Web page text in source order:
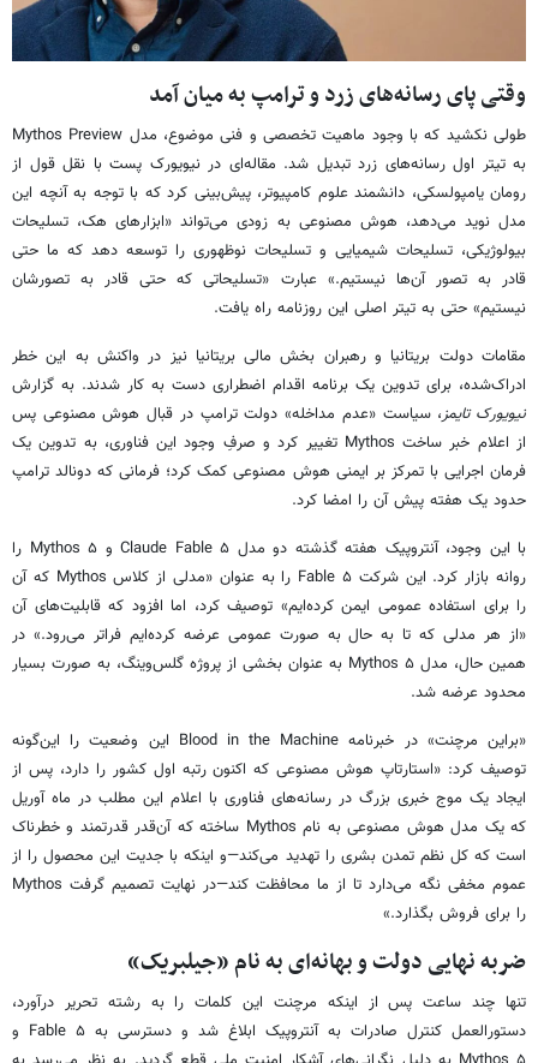
وقتی پای رسانه‌های زرد و ترامپ به میان آمد
طولی نکشید که با وجود ماهیت تخصصی و فنی موضوع، مدل Mythos Preview
به تیتر اول رسانه‌های زرد تبدیل شد. مقاله‌ای در نیویورک پست با نقل قول از
رومان یامپولسکی، دانشمند علوم کامپیوتر، پیش‌بینی کرد که با توجه به آنچه این
مدل نوید می‌دهد، هوش مصنوعی به زودی می‌تواند «ابزارهای هک، تسلیحات
بیولوژیکی، تسلیحات شیمیایی و تسلیحات نوظهوری را توسعه دهد که ما حتی
قادر به تصور آن‌ها نیستیم.» عبارت «تسلیحاتی که حتی قادر به تصورشان
نیستیم» حتی به تیتر اصلی این روزنامه راه یافت.
مقامات دولت بریتانیا و رهبران بخش مالی بریتانیا نیز در واکنش به این خطر
ادراک‌شده، برای تدوین یک برنامه اقدام اضطراری دست به کار شدند. به گزارش
نیویورک تایمز، سیاست «عدم مداخله» دولت ترامپ در قبال هوش مصنوعی پس
از اعلام خبر ساخت Mythos تغییر کرد و صرفِ وجود این فناوری، به تدوین یک
فرمان اجرایی با تمرکز بر ایمنی هوش مصنوعی کمک کرد؛ فرمانی که دونالد ترامپ
حدود یک هفته پیش آن را امضا کرد.
با این وجود، آنتروپیک هفته گذشته دو مدل Claude Fable ۵ و Mythos ۵ را
روانه بازار کرد. این شرکت Fable ۵ را به عنوان «مدلی از کلاس Mythos که آن
را برای استفاده عمومی ایمن کرده‌ایم» توصیف کرد، اما افزود که قابلیت‌های آن
«از هر مدلی که تا به حال به صورت عمومی عرضه کرده‌ایم فراتر می‌رود.» در
همین حال، مدل Mythos ۵ به عنوان بخشی از پروژه گلس‌وینگ، به صورت بسیار
محدود عرضه شد.
«براین مرچنت» در خبرنامه Blood in the Machine این وضعیت را این‌گونه
توصیف کرد: «استارتاپ هوش مصنوعی که اکنون رتبه اول کشور را دارد، پس از
ایجاد یک موج خبری بزرگ در رسانه‌های فناوری با اعلام این مطلب در ماه آوریل
که یک مدل هوش مصنوعی به نام Mythos ساخته که آن‌قدر قدرتمند و خطرناک
است که کل نظم تمدن بشری را تهدید می‌کند—و اینکه با جدیت این محصول را از
عموم مخفی نگه می‌دارد تا از ما محافظت کند—در نهایت تصمیم گرفت Mythos
را برای فروش بگذارد.»
ضربه نهایی دولت و بهانه‌ای به نام «جیلبریک»
تنها چند ساعت پس از اینکه مرچنت این کلمات را به رشته تحریر درآورد،
دستورالعمل کنترل صادرات به آنتروپیک ابلاغ شد و دسترسی به Fable ۵ و